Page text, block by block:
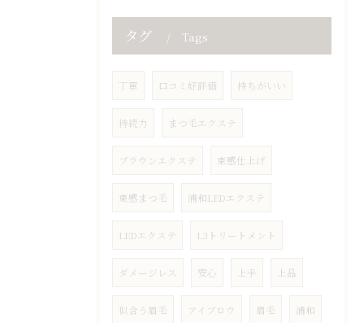
タグ Tags
丁寧 口コミ好評価 持ちがいい
持続力 まつ毛エクステ
ブラウンエクステ 束感仕上げ
束感まつ毛 浦和LEDエクステ
LEDエクステ L3トリートメント
ダメージレス 安心 上手 上品
似合う眉毛 アイブロウ 眉毛 浦和